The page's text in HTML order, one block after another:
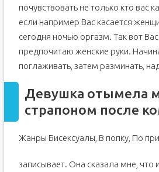
почувствовать не только кто вас
если например Вас касается
сегодня ночью оргазм. Так вот
предпочитаю женские руки.
поглаживать, затем разминать,
Девушка отымела
страпоном после
Жанры Бисексуалы, В попку, По
записывает. Она сказала мне, что